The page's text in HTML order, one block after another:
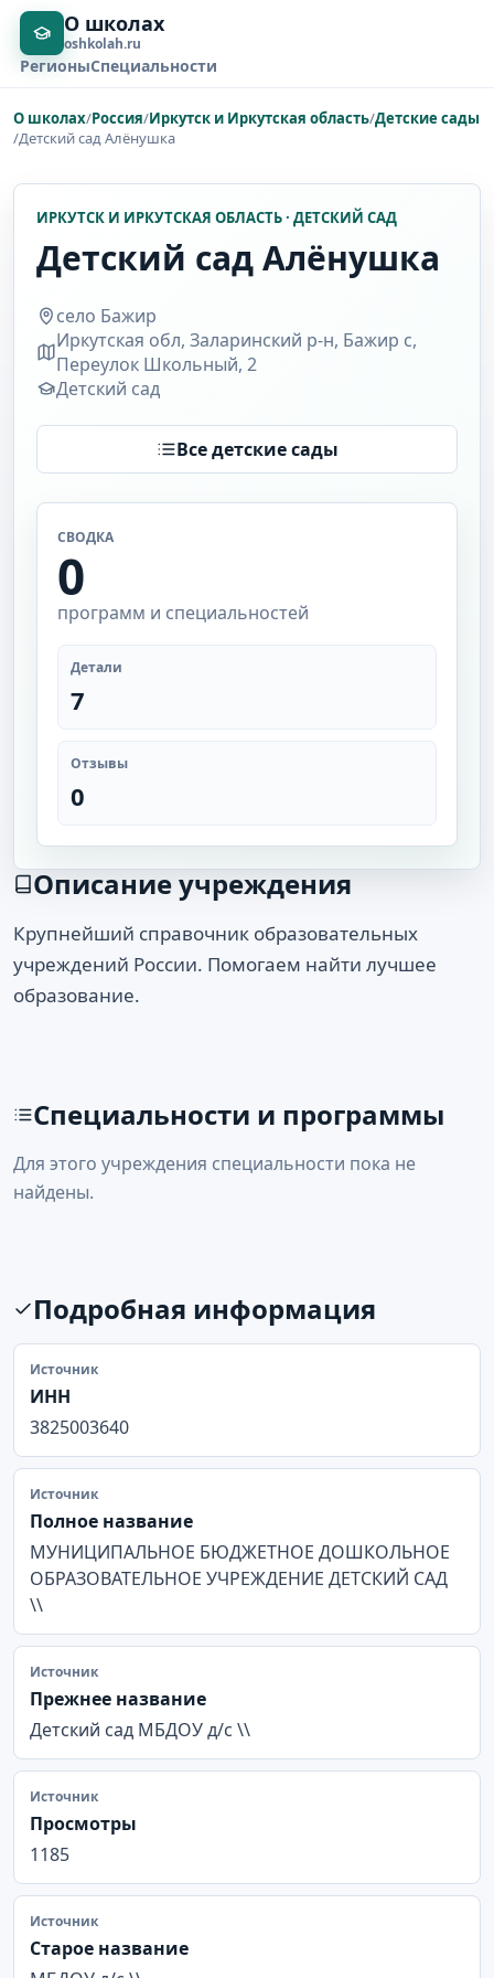
О школах
oshkolah.ru
РегионыСпециальности
О школах/Россия/Иркутск и Иркутская область/Детские сады
/Детский сад Алёнушка
ИРКУТСК И ИРКУТСКАЯ ОБЛАСТЬ · ДЕТСКИЙ САД
Детский сад Алёнушка
село Бажир
Иркутская обл, Заларинский р-н, Бажир с,
Переулок Школьный, 2
Детский сад
Все детские сады
СВОДКА
0
программ и специальностей
Детали
7
Отзывы
0
Описание учреждения
Крупнейший справочник образовательных
учреждений России. Помогаем найти лучшее
образование.
Специальности и программы
Для этого учреждения специальности пока не
найдены.
Подробная информация
Источник
ИНН
3825003640
Источник
Полное название
МУНИЦИПАЛЬНОЕ БЮДЖЕТНОЕ ДОШКОЛЬНОЕ
ОБРАЗОВАТЕЛЬНОЕ УЧРЕЖДЕНИЕ ДЕТСКИЙ САД
\\
Источник
Прежнее название
Детский сад МБДОУ д/с \\
Источник
Просмотры
1185
Источник
Старое название